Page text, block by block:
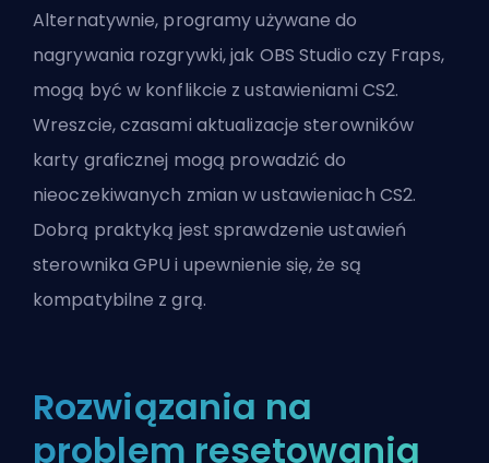
Alternatywnie, programy używane do
nagrywania rozgrywki, jak OBS Studio czy Fraps,
mogą być w konflikcie z ustawieniami CS2.
Wreszcie, czasami aktualizacje sterowników
karty graficznej mogą prowadzić do
nieoczekiwanych zmian w ustawieniach CS2.
Dobrą praktyką jest sprawdzenie ustawień
sterownika GPU i upewnienie się, że są
kompatybilne z grą.
Rozwiązania na
problem resetowania